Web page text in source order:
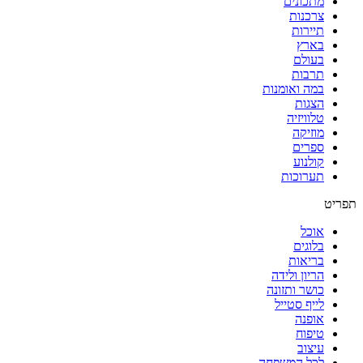
צרכנות
תיירות
בארץ
בעולם
תרבות
במה ואומנות
הצגות
טלוויזיה
מוזיקה
ספרים
קולנוע
תערוכות
תפריט
אוכל
בלוגים
בריאות
הריון ולידה
כושר ותזונה
לייף סטייל
אופנה
טיפוח
עיצוב